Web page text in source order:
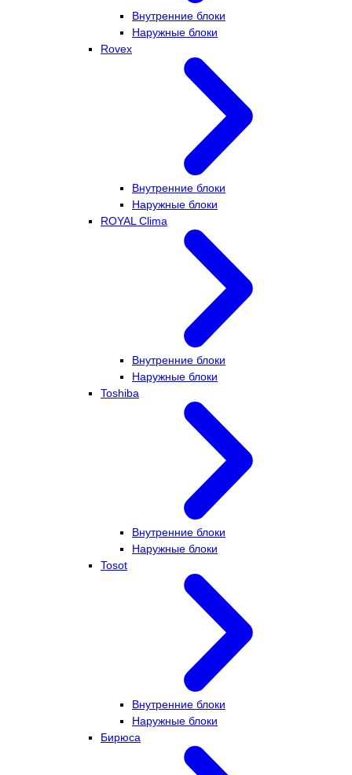
Внутренние блоки
Наружные блоки
Rovex
Внутренние блоки
Наружные блоки
ROYAL Clima
Внутренние блоки
Наружные блоки
Toshiba
Внутренние блоки
Наружные блоки
Tosot
Внутренние блоки
Наружные блоки
Бирюса